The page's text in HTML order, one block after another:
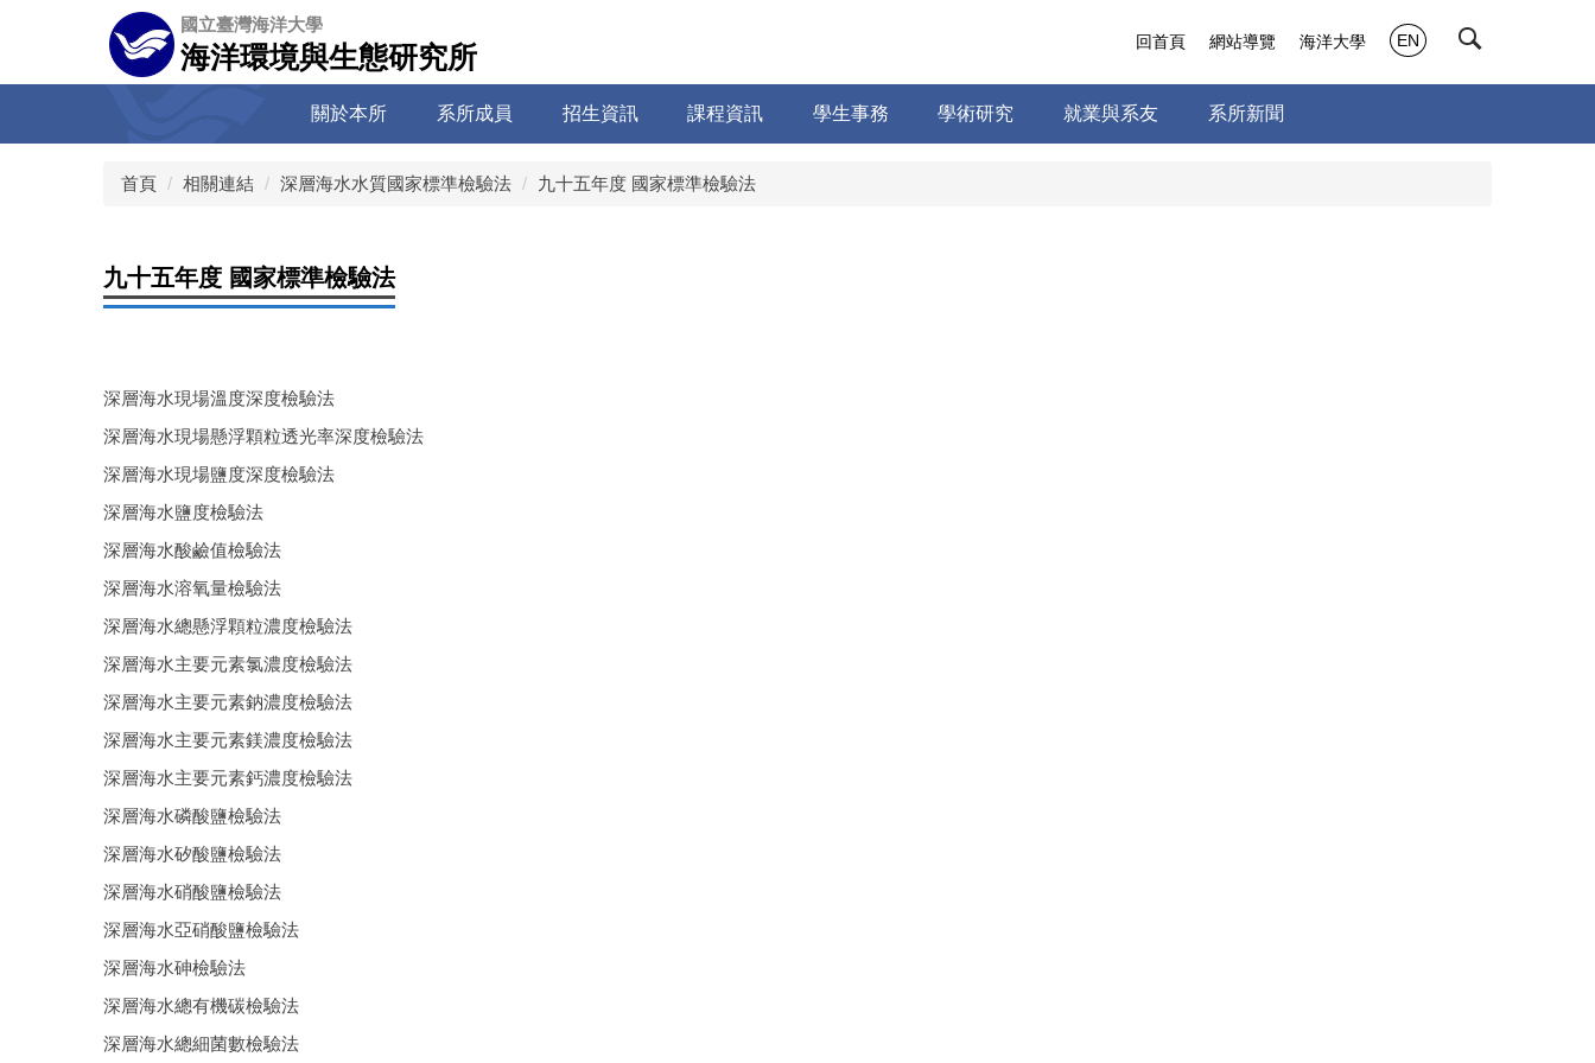
容
國立臺灣海洋大學
海洋環境與生態研究所
關於本所 系所成員 招生資訊 課程資訊 學生事務 學術研究 就業與系友 系所新聞
回首頁 網站導覽 海洋大學 EN
首頁 相關連結 深層海水水質國家標準檢驗法 九十五年度 國家標準檢驗法
九十五年度 國家標準檢驗法
深層海水現場溫度深度檢驗法
深層海水現場懸浮顆粒透光率深度檢驗法
深層海水現場鹽度深度檢驗法
深層海水鹽度檢驗法
深層海水酸鹼值檢驗法
深層海水溶氧量檢驗法
深層海水總懸浮顆粒濃度檢驗法
深層海水主要元素氯濃度檢驗法
深層海水主要元素鈉濃度檢驗法
深層海水主要元素鎂濃度檢驗法
深層海水主要元素鈣濃度檢驗法
深層海水磷酸鹽檢驗法
深層海水矽酸鹽檢驗法
深層海水硝酸鹽檢驗法
深層海水亞硝酸鹽檢驗法
深層海水砷檢驗法
深層海水總有機碳檢驗法
深層海水總細菌數檢驗法